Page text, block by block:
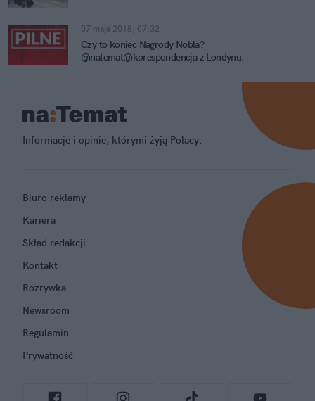
07 maja 2018, 07:32
Czy to koniec Nagrody Nobla?
@natemat@korespondencja z Londynu.
Informacje i opinie, którymi żyją Polacy.
Biuro reklamy
Kariera
Skład redakcji
Kontakt
Rozrywka
Newsroom
Regulamin
Prywatność